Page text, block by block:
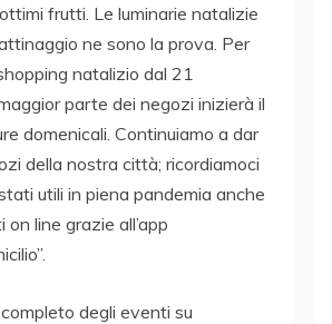
frutti. Le luminarie natalizie
ne sono la prova. Per
natalizio dal 21
parte dei negozi inizierà il
domenicali. Continuiamo a dar
della nostra città; ricordiamoci
utili in piena pandemia anche
on line grazie all’app
degli eventi su